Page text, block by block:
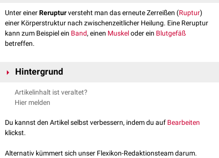
Unter einerRerupturversteht man das erneute Zerreißen (Ruptur)
einer Körperstruktur nach zwischenzeitlicher Heilung. Eine Reruptur
kann zum Beispiel ein Band, einen Muskeloder ein Blutgefäß
betreffen.
Hintergrund
Eine Reruptur tritt meist dann auf, wenn die Heilung noch nicht
vollständig abgeschlossen war. Das kommt vor allem bei
langsam verlaufen. Um eine Reruptur von Sehnen zu vermeiden, sind
eine ausreichend lange Heilungsphase mit körperlicher Schonung und
Artikelinhalt ist veraltet?
Hier melden
Du kannst den Artikel selbst verbessern, indem du auf Bearbeiten
klickst.
Alternativ kümmert sich unser Flexikon-Redaktionsteam darum.